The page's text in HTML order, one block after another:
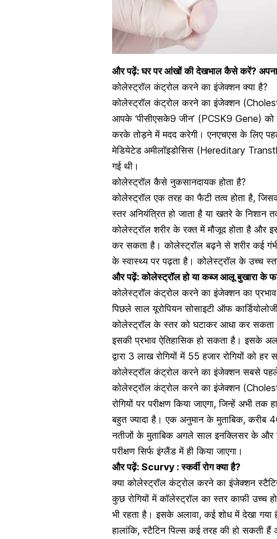
और पढ़ें:घर पर आंखों की देखभाल कैसे करें?
कोलेस्ट्रॉल कंट्रोल करने का इंजेक्शन क्या है?
कोलेस्ट्रॉल कंट्रोल करने का इंजेक्शन
आपके ‘पीसीएसके9 जीन’ (PCSK9 Gene)
करके तोड़ने में मदद करेगी। एनएचएस के लिए
मेडियेटेड अमीलॉइडोसिस (Hereditary
गई थी।
कोलेस्ट्रॉल कैसे नुकसानदायक होता है?
कोलेस्ट्रॉल एक तरह का फैटी तत्व होता है,
स्तर अनियंत्रित हो जाता है या खतरे के निशान
कोलेस्ट्रॉल शरीर के रक्त में मौजूद होता है और
कर सकता है।कोलेस्ट्रॉल बढ़ने से शरीर कई
के स्वास्थ्य पर पढ़ता है। कोलेस्ट्रॉल के उच्च
और पढ़ें:कोलेस्ट्रॉल हो या कब्ज आलू बुखारा के
कोलेस्ट्रॉल कंट्रोल करने का इंजेक्शन का प्रभाव
पिछले साल यूरोपियन सोसाइटी ऑफ
कोलेस्ट्रॉल के स्तर को घटाकर आधा कर सकता
इसकी प्रभाव ऐतिहासिक हो सकता है। इसके
द्वारा 3 लाख रोगियों में 55 हजार रोगियों को हर
कोलेस्ट्रॉल कंट्रोल करने का इंजेक्शन सबसे पहले
कोलेस्ट्रॉल कंट्रोल करने का इंजेक्शन
रोगियों पर परीक्षण किया जाएगा, जिन्हें अभी तक
बहुत ज्यादा है। एक अनुमान के मुताबिक,
नतीजों के मुताबिक अगले साल इनक्लिसर के और
परीक्षण सिर्फ इंग्लैंड में ही किया जाएगा।
और पढ़ें: Scurvy : स्कर्वी रोग क्या है?
क्या कोलेस्ट्रॉल कंट्रोल करने का इंजेक्शन
कुछ रोगियों में कॉलेस्ट्रॉल का स्तर काफी उच्च
भी रहता है। इसके अलावा, कई शोध में देखा गया
हालांकि, स्टैटिन पिल्स कई तरह की हो सकती हैं